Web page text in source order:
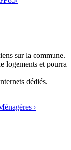
sur la commune.
logements et pourra
dédiés.
›